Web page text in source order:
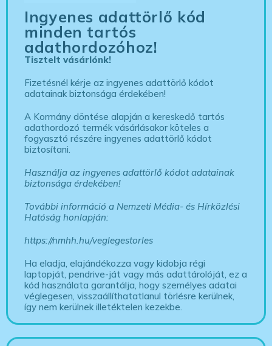
Ingyenes adattörlő kód
minden tartós
adathordozóhoz!
Tisztelt vásárlónk!
Fizetésnél kérje az ingyenes adattörlő kódot
adatainak biztonsága érdekében!
A Kormány döntése alapján a kereskedő tartós
adathordozó termék vásárlásakor köteles a
fogyasztó részére ingyenes adattörlő kódot
biztosítani.
Használja az ingyenes adattörlő kódot adatainak
biztonsága érdekében!
További információ a Nemzeti Média- és Hírközlési
Hatóság honlapján:
https://nmhh.hu/veglegestorles
Ha eladja, elajándékozza vagy kidobja régi
laptopját, pendrive-ját vagy más adattárolóját, ez a
kód használata garantálja, hogy személyes adatai
véglegesen, visszaállíthatatlanul törlésre kerülnek,
így nem kerülnek illetéktelen kezekbe.